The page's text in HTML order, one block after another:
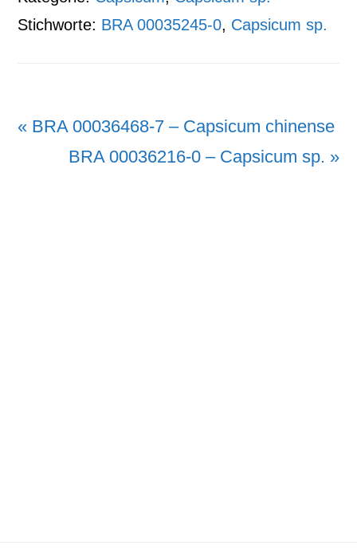
Stichworte: BRA 00035245-0, Capsicum sp.
Vorheriger
Beitrag:
« BRA 00036468-7 – Capsicum chinense
Nächster
BRA 00036216-0 – Capsicum sp. »